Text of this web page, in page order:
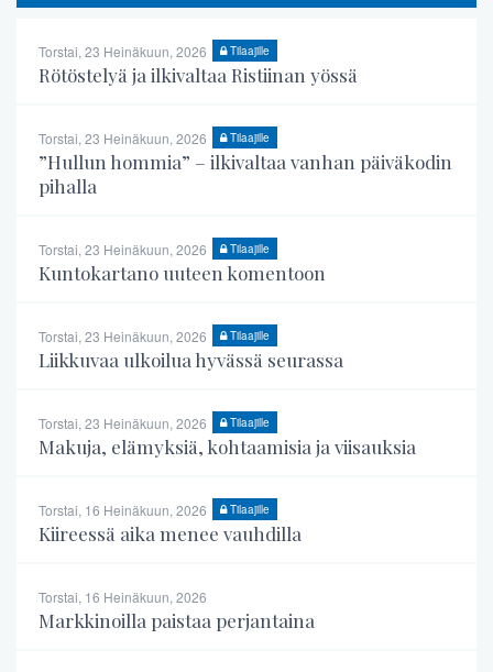
Torstai, 23 Heinäkuun, 2026 Tilaajille
Rötöstelyä ja ilkivaltaa Ristiinan yössä
Torstai, 23 Heinäkuun, 2026 Tilaajille
”Hullun hommia” – ilkivaltaa vanhan päiväkodin
pihalla
Torstai, 23 Heinäkuun, 2026 Tilaajille
Kuntokartano uuteen komentoon
Torstai, 23 Heinäkuun, 2026 Tilaajille
Liikkuvaa ulkoilua hyvässä seurassa
Torstai, 23 Heinäkuun, 2026 Tilaajille
Makuja, elämyksiä, kohtaamisia ja viisauksia
Torstai, 16 Heinäkuun, 2026 Tilaajille
Kiireessä aika menee vauhdilla
Torstai, 16 Heinäkuun, 2026
Markkinoilla paistaa perjantaina